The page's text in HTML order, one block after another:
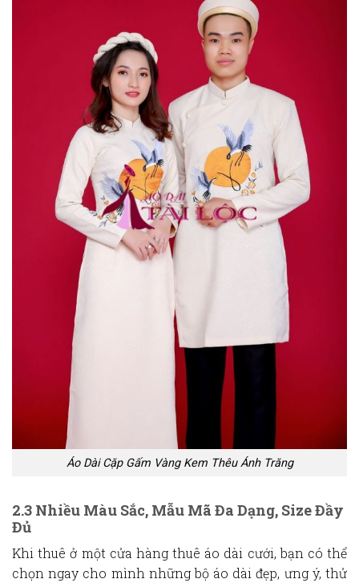
Áo Dài Cặp Gấm Vàng Kem Thêu Ánh Trăng
2.3 Nhiều Màu Sắc, Mẫu Mã Đa Dạng, Size Đầy
Đủ
Khi thuê ở một cửa hàng thuê áo dài cưới, bạn có thể
chọn ngay cho mình những bộ áo dài đẹp, ưng ý, thử